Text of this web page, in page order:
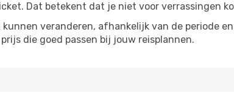
Dat betekent dat je niet voor verrassingen
veranderen, afhankelijk van de periode
die goed passen bij jouw reisplannen.